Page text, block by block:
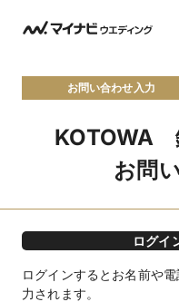
お問い合わせ入力
KOTOWA
お問
ログイ
ログインするとお名前や
力されます。